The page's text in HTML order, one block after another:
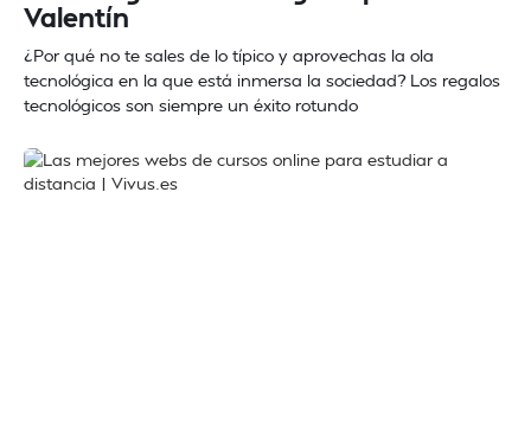
Valentín
¿Por qué no te sales de lo típico y aprovechas la ola
tecnológica en la que está inmersa la sociedad? Los regalos
tecnológicos son siempre un éxito rotundo